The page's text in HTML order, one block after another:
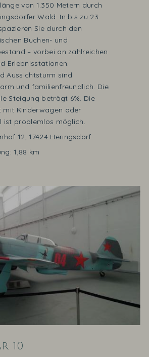
von 1.350 Metern durch
Wald. In bis zu 23
Sie durch den
Buchen- und
– vorbei an zahlreichen
Erlebnisstationen.
Aussichtsturm sind
und familienfreundlich. Die
Steigung beträgt 6%. Die
mit Kinderwagen oder
ist problemlos möglich.
12, 17424 Heringsdorf
1,88 km
10